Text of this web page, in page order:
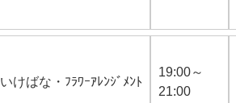
いけばな・ﾌﾗﾜｰｱﾚﾝｼﾞﾒﾝﾄ
19:00～
21:00